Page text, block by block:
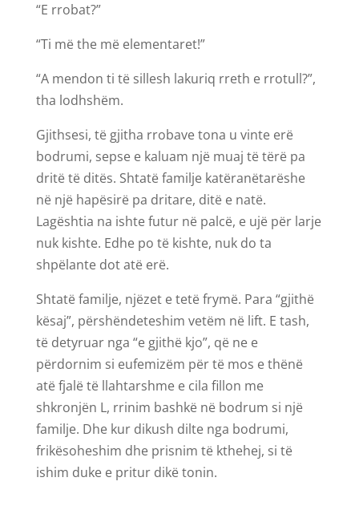
“E rrobat?”
“Ti më the më elementaret!”
“A mendon ti të sillesh lakuriq rreth e rrotull?”,
tha lodhshëm.
Gjithsesi, të gjitha rrobave tona u vinte erë
bodrumi, sepse e kaluam një muaj të tërë pa
dritë të ditës. Shtatë familje katëranëtarëshe
në një hapësirë pa dritare, ditë e natë.
Lagështia na ishte futur në palcë, e ujë për larje
nuk kishte. Edhe po të kishte, nuk do ta
shpëlante dot atë erë.
Shtatë familje, njëzet e tetë frymë. Para “gjithë
kësaj”, përshëndeteshim vetëm në lift. E tash,
të detyruar nga “e gjithë kjo”, që ne e
përdornim si eufemizëm për të mos e thënë
atë fjalë të llahtarshme e cila fillon me
shkronjën L, rrinim bashkë në bodrum si një
familje. Dhe kur dikush dilte nga bodrumi,
frikësoheshim dhe prisnim të kthehej, si të
ishim duke e pritur dikë tonin.